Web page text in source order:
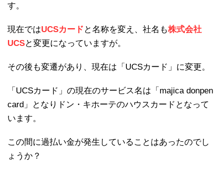
す。
現在ではUCSカード と名称を変え、社名も株式会社
UCSと変更になっていますが。
その後も変遷があり、現在は「UCSカード」に変更。
「UCSカード」の現在のサービス名は「majica donpen
card」となりドン・キホーテのハウスカードとなって
います。
この間に過払い金が発生していることはあったのでし
ょうか？